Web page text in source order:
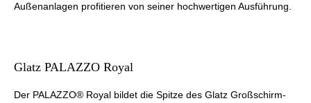
Außenanlagen profitieren von seiner hochwertigen Ausführung.
Glatz PALAZZO Royal
Der PALAZZO® Royal bildet die Spitze des Glatz Großschirm-